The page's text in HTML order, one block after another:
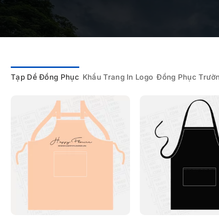
Tạp Dề Đồng Phục Khẩu Trang In Logo Đồng Phục